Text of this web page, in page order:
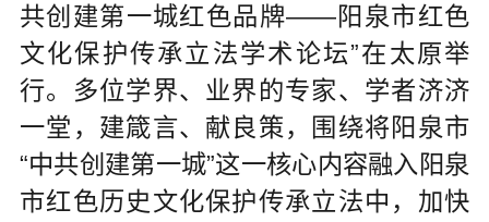
共创建第一城红色品牌——阳泉市红色
文化保护传承立法学术论坛”在太原举
行。多位学界、业界的专家、学者济济
一堂，建箴言、献良策，围绕将阳泉市
“中共创建第一城”这一核心内容融入阳泉
市红色历史文化保护传承立法中，加快